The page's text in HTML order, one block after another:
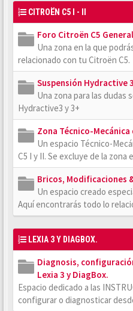
CITROËN C5 I - II
Foro Citroën C5
Una zona en la que
relacionado con tu Citroën C5.
Suspensión Hydractive
Una zona para las dudas
Hydractive3 y 3+
Zona Técnico-
Un espacio Técnico-
C5 I y II. Se excluye de la
Bricos, Modificaciones
Un espacio creado
Aquí encontrarás todo lo
LEXIA 3 Y DIAGBOX.
Diagnosis,
Lexia 3 y DiagBox.
Espacio dedicado a las
configurar o diagnosticar